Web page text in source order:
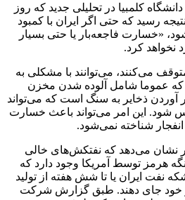
کلمبیا در تحلیلی جدید که روز
رسید که حتی اگر ایران با کمبود
«خسارت فاجعه‌بار یا حتی بسیار
کرد.
می‌کنند، می‌توانند با مشکلی به
که عموما شامل آلوده شدن مخزن
ذخایر به سنگ است که می‌تواند
شود. این امر می‌تواند باعث خسارت
انفجار شناخته نمی‌شود.
نشان می‌دهد که نفتکش‌های خالی
هرمز توسط آمریکا وجود دارد که
۴۵ میلیون بشکه نفت ایران یا تا شش هفته از تولید
خود جای دهند. طبق گزارش شرکت